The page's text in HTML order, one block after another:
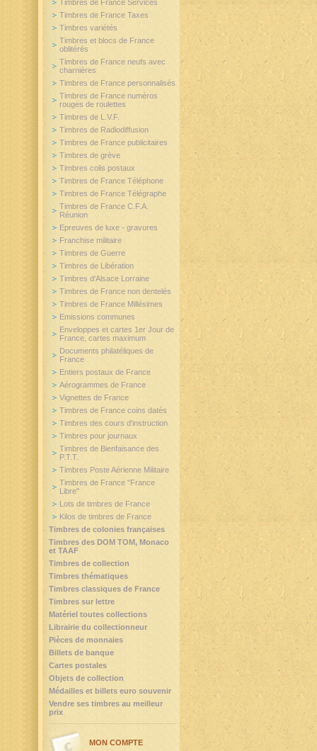
Timbres de France Services
Timbres de France Taxes
Timbres variétés
Timbres et blocs de France
oblitérés
Timbres de France neufs avec
charnières
Timbres de France personnalisés
Timbres de France numéros
rouges de roulettes
Timbres de L.V.F.
Timbres de Radiodiffusion
Timbres de France publicitaires
Timbres de grève
Timbres colis postaux
Timbres de France Téléphone
Timbres de France Télégraphe
Timbres de France C.F.A.
Réunion
Epreuves de luxe - gravures
Franchise militaire
Timbres de Guerre
Timbres de Libération
Timbres d'Alsace Lorraine
Timbres de France non dentelés
Timbres de France Millésimes
Emissions communes
Enveloppes et cartes 1er Jour de
France, cartes maximum
Documents philatéliques de
France
Entiers postaux de France
Aérogrammes de France
Vignettes de France
Timbres de France coins datés
Timbres des cours d'instruction
Timbres pour journaux
Timbres de Bienfaisance des
P.T.T.
Timbres Poste Aérienne Militaire
Timbres de France "France
Libre"
Lots de timbres de France
Kilos de timbres de France
Timbres de colonies françaises
Timbres des DOM TOM, Monaco
et TAAF
Timbres de collection
Timbres thématiques
Timbres classiques de France
Timbres sur lettre
Matériel toutes collections
Librairie du collectionneur
Pièces de monnaies
Billets de banque
Cartes postales
Objets de collection
Médailles et billets euro souvenir
Vendre ses timbres au meilleur
prix
MON COMPTE